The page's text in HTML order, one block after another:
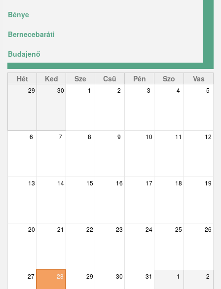
Bénye
Bernecebaráti
Budajenő
Ceglédbercel
Csemő
Csobánka
Délegyháza
Dunabogdány
Hét Ked Sze Csü Pén Szo Vas
29 30 1 2 3 4 5
6 7 8 9 10 11 12
13 14 15 16 17 18 19
20 21 22 23 24 25 26
27 28 29 30 31 1 2